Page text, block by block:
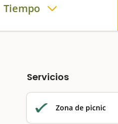
Tiempo
Servicios
Zona de picnic